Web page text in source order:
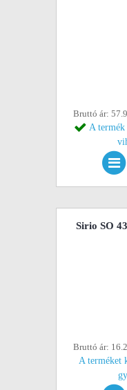
Bruttó ár:
A
Sirio SO
Bruttó ár:
A terméket